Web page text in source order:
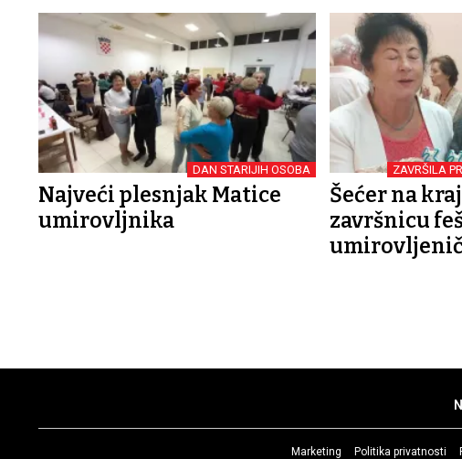
DAN STARIJIH OSOBA
Najveći plesnjak Matice
umirovljnika
ZAVRŠILA
Šećer na
završnicu
Marketing Politika privatnosti